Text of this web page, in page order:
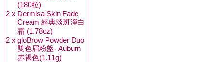
(180粒)
2 x Dermisa Skin Fade
Cream 經典淡斑淨白
霜 (1.78oz)
2 x gloBrow Powder Duo
雙色眉粉盤- Auburn
赤褐色(1.11g)